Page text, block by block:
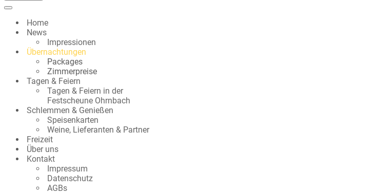
Navigationsmenü
Home
News
Impressionen
Übernachtungen
Packages
Zimmerpreise
Tagen & Feiern
Tagen & Feiern in der
Festscheune Ohrnbach
Schlemmen & Genießen
Speisenkarten
Weine, Lieferanten & Partner
Freizeit
Über uns
Kontakt
Impressum
Datenschutz
AGBs